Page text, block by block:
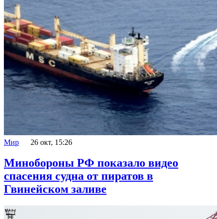
Мир 26 окт, 15:26
Минобороны РФ показало видео
спасения судна от пиратов в
Гвинейском заливе